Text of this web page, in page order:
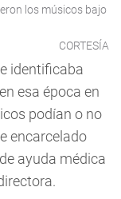
los músicos bajo
CORTESÍA
identificaba
esa época en
podían o no
encarcelado
ayuda médica